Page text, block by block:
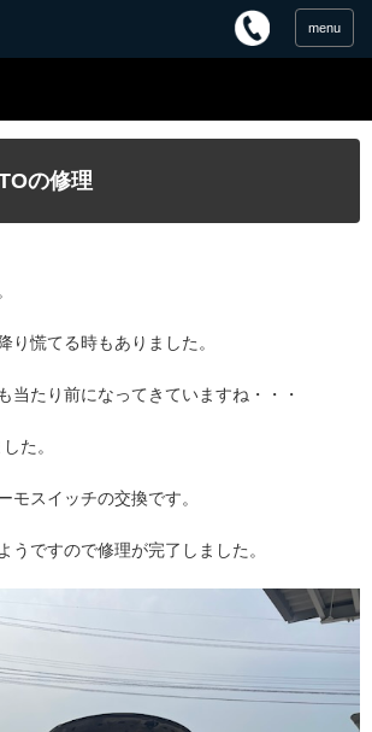
menu
の修理
り慌てる時もありました。
当たり前になってきていますね・・・
た。
モスイッチの交換です。
うですので修理が完了しました。